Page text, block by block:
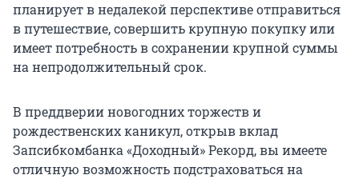
планирует в недалекой перспективе отправиться
в путешествие, совершить крупную покупку или
имеет потребность в сохранении крупной суммы
на непродолжительный срок.
В преддверии новогодних торжеств и
рождественских каникул, открыв вклад
Запсибкомбанка «Доходный» Рекорд, вы имеете
отличную возможность подстраховаться на